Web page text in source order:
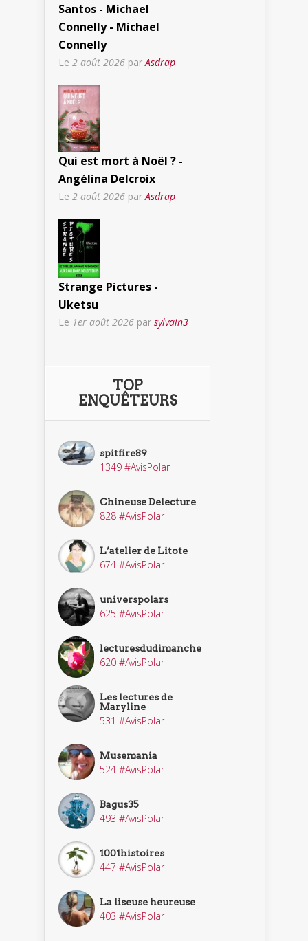
Santos - Michael
Connelly - Michael
Connelly
Le 2 août 2026 parAsdrap
Qui est mort à Noël ? -
Angélina Delcroix
Le 2 août 2026 par Asdrap
Strange Pictures -
Uketsu
Le 1er août 2026 par sylvain3
TOP
ENQUÊTEURS
spitfire89
1349 #AvisPolar
Chineuse Delecture
828 #AvisPolar
L’atelier de Litote
674 #AvisPolar
universpolars
625 #AvisPolar
lecturesdudimanche
620 #AvisPolar
Les lectures de
Maryline
531 #AvisPolar
Musemania
524 #AvisPolar
Bagus35
493 #AvisPolar
1001histoires
447 #AvisPolar
La liseuse heureuse
403 #AvisPolar